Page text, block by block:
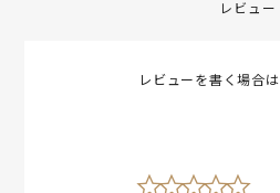
レビュー
レビューを書く場合は
0